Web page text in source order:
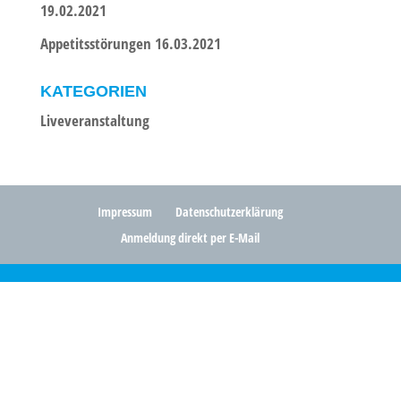
19.02.2021
Appetitsstörungen 16.03.2021
KATEGORIEN
Liveveranstaltung
Impressum
Datenschutzerklärung
Anmeldung direkt per E-Mail